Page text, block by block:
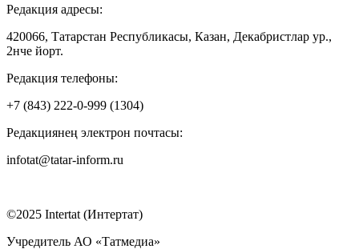
Редакция адресы:
420066, Татарстан Республикасы, Казан, Декабристлар ур.,
2нче йорт.
Редакция телефоны:
+7 (843) 222-0-999 (1304)
Редакциянең электрон почтасы:
infotat@tatar-inform.ru
©2025 Intertat (Интертат)
Учредитель АО «Татмедиа»